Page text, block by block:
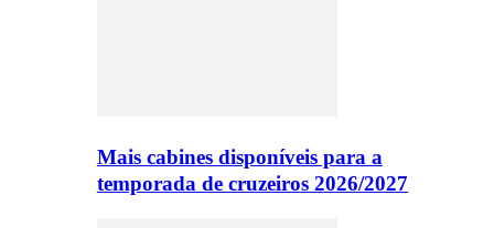
Mais cabines disponíveis para a
temporada de cruzeiros 2026/2027